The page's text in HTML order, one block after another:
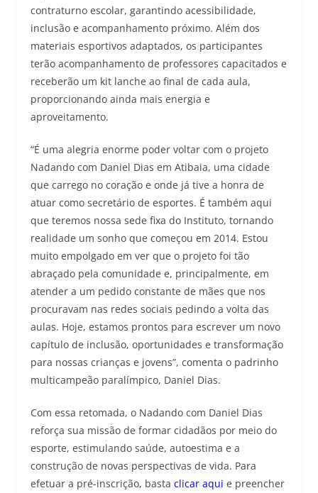
contraturno escolar, garantindo acessibilidade,
inclusão e acompanhamento próximo. Além dos
materiais esportivos adaptados, os participantes
terão acompanhamento de professores capacitados e
receberão um kit lanche ao final de cada aula,
proporcionando ainda mais energia e
aproveitamento.
“É uma alegria enorme poder voltar com o projeto
Nadando com Daniel Dias em Atibaia, uma cidade
que carrego no coração e onde já tive a honra de
atuar como secretário de esportes. É também aqui
que teremos nossa sede fixa do Instituto, tornando
realidade um sonho que começou em 2014. Estou
muito empolgado em ver que o projeto foi tão
abraçado pela comunidade e, principalmente, em
atender a um pedido constante de mães que nos
procuravam nas redes sociais pedindo a volta das
aulas. Hoje, estamos prontos para escrever um novo
capítulo de inclusão, oportunidades e transformação
para nossas crianças e jovens”, comenta o padrinho
multicampeão paralímpico, Daniel Dias.
Com essa retomada, o Nadando com Daniel Dias
reforça sua missão de formar cidadãos por meio do
esporte, estimulando saúde, autoestima e a
construção de novas perspectivas de vida. Para
efetuar a pré-inscrição, basta clicar aqui e preencher